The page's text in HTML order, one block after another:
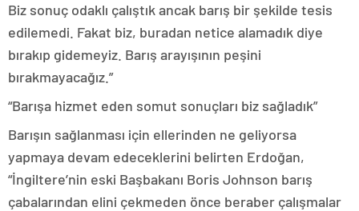
Biz sonuç odaklı çalıştık ancak barış bir şekilde tesis
edilemedi. Fakat biz, buradan netice alamadık diye
bırakıp gidemeyiz. Barış arayışının peşini
bırakmayacağız.”
“Barışa hizmet eden somut sonuçları biz sağladık”
Barışın sağlanması için ellerinden ne geliyorsa
yapmaya devam edeceklerini belirten Erdoğan,
“İngiltere’nin eski Başbakanı Boris Johnson barış
çabalarından elini çekmeden önce beraber çalışmalar